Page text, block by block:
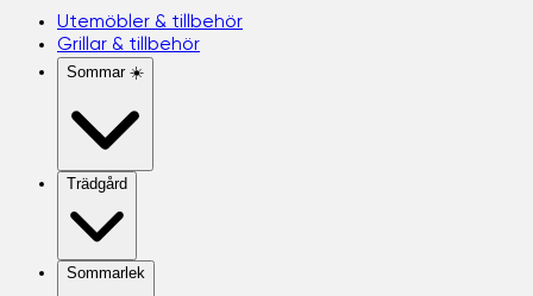
Utemöbler & tillbehör
Grillar & tillbehör
Sommar ☀️
Trädgård
Sommarlek